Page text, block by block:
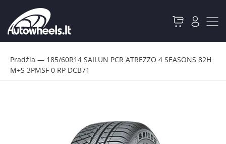
Pradžia — 185/60R14 SAILUN PCR ATREZZO 4 SEASONS 82H
M+S 3PMSF 0 RP DCB71